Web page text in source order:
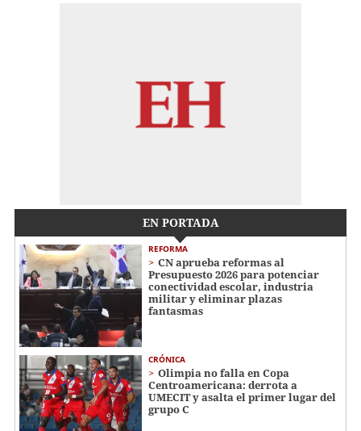
EN PORTADA
REFORMA
CN aprueba reformas al
Presupuesto 2026 para potenciar
conectividad escolar, industria
militar y eliminar plazas
fantasmas
CRÓNICA
Olimpia no falla en Copa
Centroamericana: derrota a
UMECIT y asalta el primer lugar del
grupo C